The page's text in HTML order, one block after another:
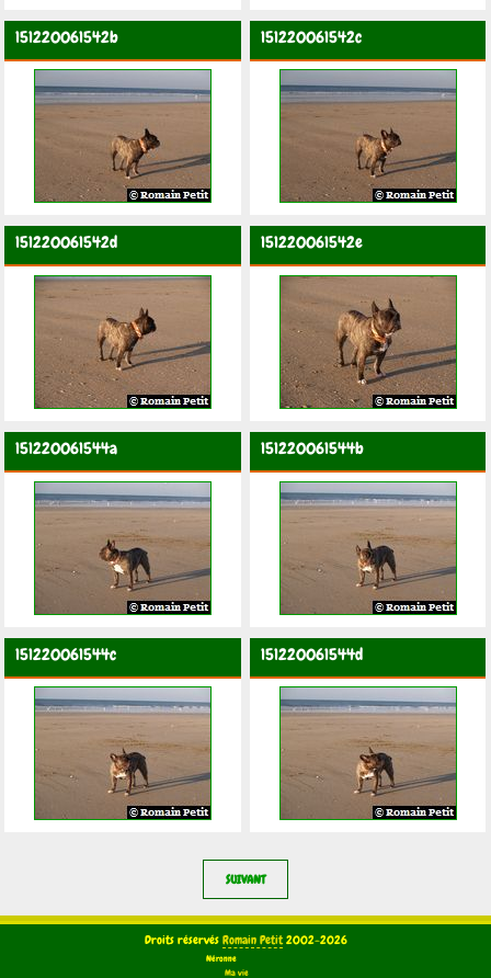
151220061542b 151220061542c
151220061542d 151220061542e
151220061544a 151220061544b
151220061544c 151220061544d
SUIVANT
Droits réservés Romain Petit2002-2026
Néronne
Ma vie